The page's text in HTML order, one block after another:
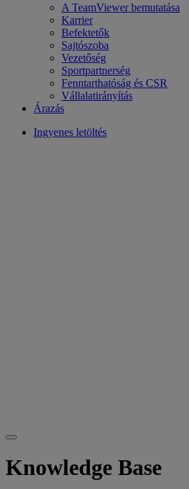
A TeamViewer bemutatása
Karrier
Befektetők
Sajtószoba
Vezetőség
Sportpartnerség
Fenntarthatóság és CSR
Vállalatirányítás
Árazás
Ingyenes letöltés
Knowledge Base